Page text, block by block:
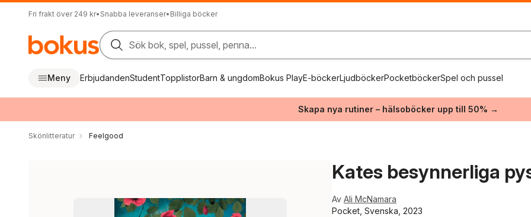
Fri frakt över 249 kr• Snabba leveranser• Billiga böcker
Sök bok, spel, pussel, penna...
Meny ErbjudandenStudentTopplistorBarn & ungdomBokus PlayE-böckerLjudböckerPocketböckerSpel och pussel
Skapa nya rutiner – hälsoböcker upp till 50% →
Skönlitteratur Feelgood
Kates besynnerliga
Av Ali McNamara
Pocket, Svenska, 2023